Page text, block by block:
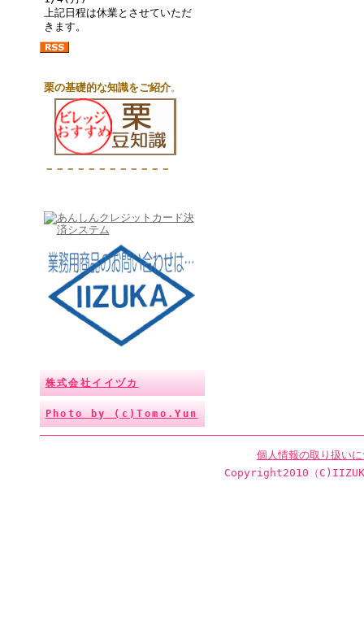
上記日程は休業とさせていただ
きます。
栗の基礎的な知識をご紹介。
－－－－－－－－－－－－
株式会社イイヅカ
Photo by (c)Tomo.Yun
個人情報の取り扱い
Copyright2010（